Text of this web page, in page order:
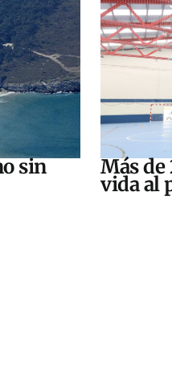
sin Más de
vida al